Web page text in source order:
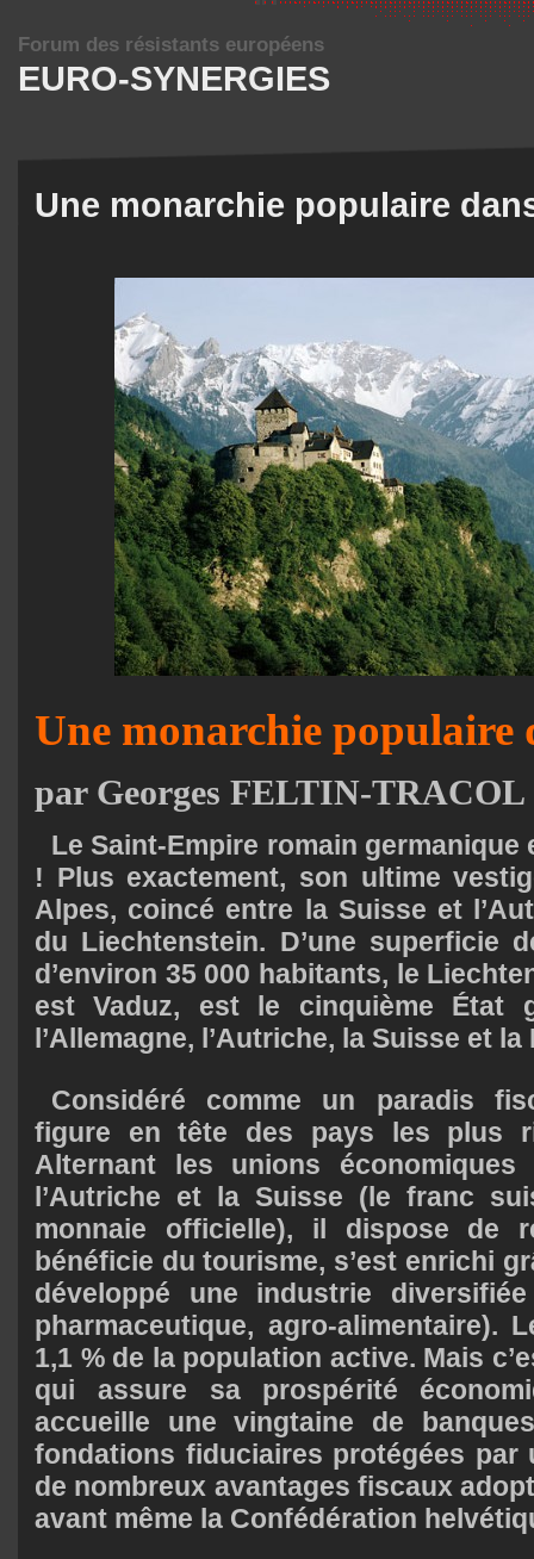
EURO-SYNERGIES
Forum des résistants européens
Une monarchie populaire
Une monarchie populaire
par Georges FELTIN-TRACOL
Le Saint-Empire romain germanique
! Plus exactement, son ultime
Alpes, coincé entre la Suisse et
du Liechtenstein. D’une superficie
d’environ 35 000 habitants, le
est Vaduz, est le cinquième État
l’Allemagne, l’Autriche, la Suisse et
Considéré comme un paradis
figure en tête des pays les plus
Alternant les unions économiques
l’Autriche et la Suisse (le franc
monnaie officielle), il dispose de
bénéficie du tourisme, s’est enrichi
développé une industrie
pharmaceutique, agro-alimentaire).
1,1 % de la population active. Mais
qui assure sa prospérité
accueille une vingtaine de
fondations fiduciaires protégées par
de nombreux avantages fiscaux
avant même la Confédération